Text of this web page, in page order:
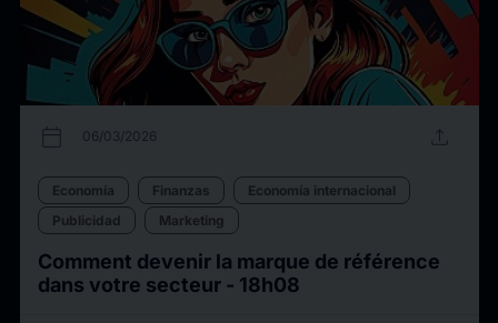
calendar_today 06/03/2026 upload
Economía Finanzas
Economía internacional
Publicidad
Marketing
Comment devenir la marque de référence
dans votre secteur - 18h08